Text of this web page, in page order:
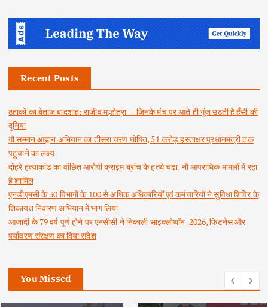
Recent Posts
ठहाकों का बेताज बादशाह: राजीव मल्होत्रा — जिनके मंच पर आते ही गूंज उठती है हँसी की
दुनिया
गौ सम्मान आह्वान अभियान का तीसरा चरण घोषित, 51 करोड़ हस्ताक्षर प्रधानमंत्री तक
पहुंचाने का लक्ष्य
दोहरे हत्याकांड का वांछित आरोपी क्राइम ब्रांच के हत्थे चढ़ा, नौ आपराधिक मामलों में रहा
है शामिल
एनडीएमसी के 30 विभागों के 100 से अधिक अधिकारियों एवं कर्मचारियों ने सुविधा शिविर के
शिकायत निवारण अभियान में भाग लिया
आजादी के 79 वर्ष पूर्ण होने पर एनसीसी ने निकाली साइक्लोथॉन-2026, फिटनेस और
पर्यावरण संरक्षण का दिया संदेश
You Missed